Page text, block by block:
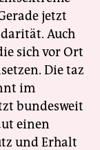
jetzt
Auch
sich vor Ort
Die taz
im
bundesweit
einen
und Erhalt